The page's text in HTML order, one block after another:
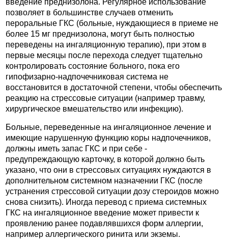
позволяет в большинстве случаев отменить
пероральные ГКС (больные, нуждающиеся в приеме не
более 15 мг преднизолона, могут быть полностью
переведены на ингаляционную терапию), при этом в
первые месяцы после перехода следует тщательно
контролировать состояние больного, пока его
гипофизарно-надпочечниковая система не
восстановится в достаточной степени, чтобы обеспечить
реакцию на стрессовые ситуации (например травму,
хирургическое вмешательство или инфекцию).
Больные, переведенные на ингаляционное лечение и
имеющие нарушенную функцию коры надпочечников,
должны иметь запас ГКС и при себе -
предупреждающую карточку, в которой должно быть
указано, что они в стрессовых ситуациях нуждаются в
дополнительном системном назначении ГКС (после
устранения стрессовой ситуации дозу стероидов можно
снова снизить). Иногда перевод с приема системных
ГКС на ингаляционное введение может привести к
проявлению ранее подавлявшихся форм аллергии,
например аллергического ринита или экземы.